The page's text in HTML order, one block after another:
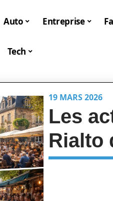
Auto Entreprise
Tech
19 MARS 2026
Les
Rialto